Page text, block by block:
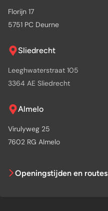
Florijn 17
5751 PC Deurne
Sliedrecht
Leeghwaterstraat 105
3364 AE Sliedrecht
Almelo
Virulyweg 25
7602 RG Almelo
Openingstijden en routes